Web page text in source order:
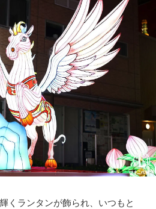
くランタンが飾られ、いつもと